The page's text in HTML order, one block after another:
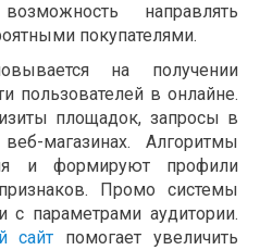
направлять
покупателями.
на получении
пользователей в онлайне.
площадок, запросы в
магазинах. Алгоритмы
и формируют профили
Промо системы
с параметрами аудитории.
сайт помогает увеличить